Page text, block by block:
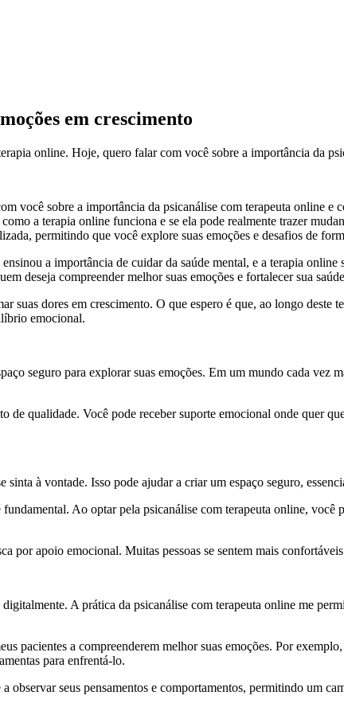
em crescimento
online. Hoje, quero falar com você sobre a importância da
você sobre a importância da psicanálise com terapeuta online e
a terapia online funciona e se ela pode realmente trazer
permitindo que você explore suas emoções e desafios de
a importância de cuidar da saúde mental, e a terapia online
deseja compreender melhor suas emoções e fortalecer sua
suas dores em crescimento. O que espero é que, ao longo deste
emocional.
seguro para explorar suas emoções. Em um mundo cada vez
qualidade. Você pode receber suporte emocional onde quer
à vontade. Isso pode ajudar a criar um espaço seguro,
Ao optar pela psicanálise com terapeuta online, você
apoio emocional. Muitas pessoas se sentem mais
A prática da psicanálise com terapeuta online me
pacientes a compreenderem melhor suas emoções. Por
para enfrentá-lo.
seus pensamentos e comportamentos, permitindo um